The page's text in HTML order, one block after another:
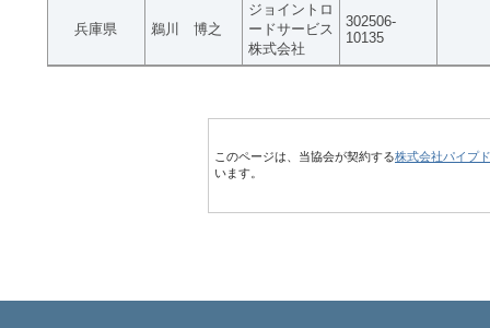
兵庫県 鵜川 博之
ジョイントロ
ードサービス
株式会社
302506-
10135
このページは、当協会が契約する株式会社パイプ
います。